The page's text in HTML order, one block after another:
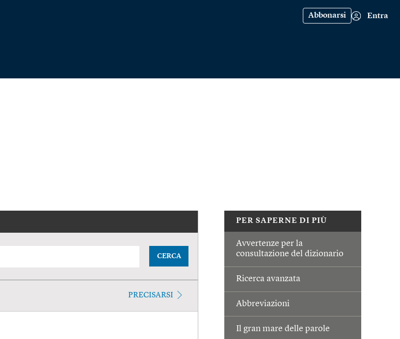
Abbonarsi Entra
PER SAPERNE DI PIÙ
Avvertenze per la
consultazione del dizionario
Ricerca avanzata
Abbreviazioni
Il gran mare delle parole
CERCA
PRECISARSI